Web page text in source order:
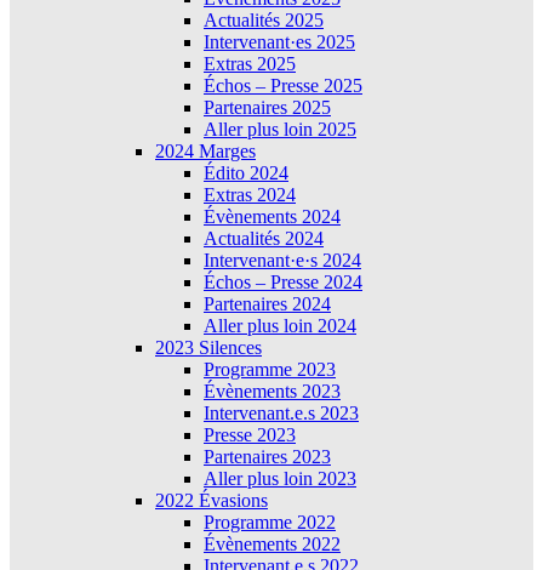
Actualités 2025
Intervenant·es 2025
Extras 2025
Échos – Presse 2025
Partenaires 2025
Aller plus loin 2025
2024 Marges
Édito 2024
Extras 2024
Évènements 2024
Actualités 2024
Intervenant·e·s 2024
Échos – Presse 2024
Partenaires 2024
Aller plus loin 2024
2023 Silences
Programme 2023
Évènements 2023
Intervenant.e.s 2023
Presse 2023
Partenaires 2023
Aller plus loin 2023
2022 Évasions
Programme 2022
Évènements 2022
Intervenant.e.s 2022